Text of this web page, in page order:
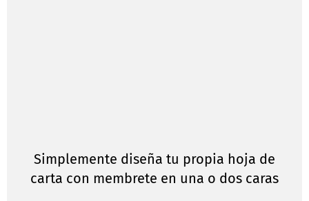
Simplemente diseña tu propia hoja de
carta con membrete en una o dos caras